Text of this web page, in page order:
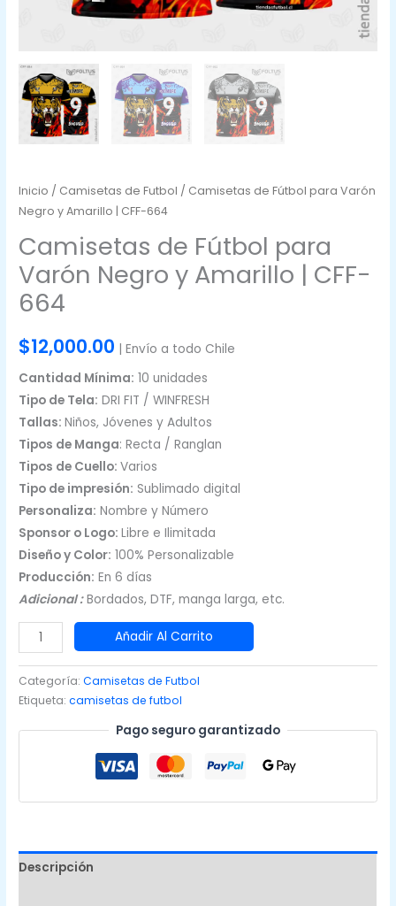
Inicio / Camisetas de Futbol / Camisetas de Fútbol para Varón
Negro y Amarillo | CFF-664
Camisetas de Fútbol para
Varón Negro y Amarillo | CFF-
664
$12,000.00 | Envío a todo Chile
Cantidad Mínima: 10 unidades
Tipo de Tela: DRI FIT / WINFRESH
Tallas:Niños, Jóvenes y Adultos
Tipos de Manga: Recta / Ranglan
Tipos de Cuello:Varios
Tipo de impresión: Sublimado digital
Personaliza: Nombre y Número
Sponsor o Logo:Libre e Ilimitada
Diseño y Color: 100% Personalizable
Producción: En 6 días
Adicional :Bordados, DTF, manga larga, etc.
Camisetas
de
Fútbol
para
664
cantidad
Añadir Al Carrito
Categoría:Camisetas de Futbol
Etiqueta:camisetas de futbol
Pago seguro garantizado
Descripción